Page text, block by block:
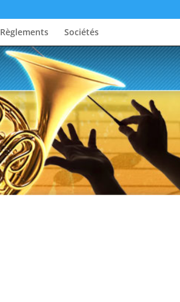
Règlements Sociétés